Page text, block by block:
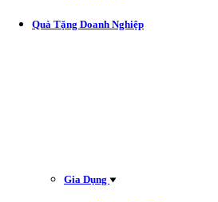
Quà Tặng Doanh Nghiệp
Gia Dụng